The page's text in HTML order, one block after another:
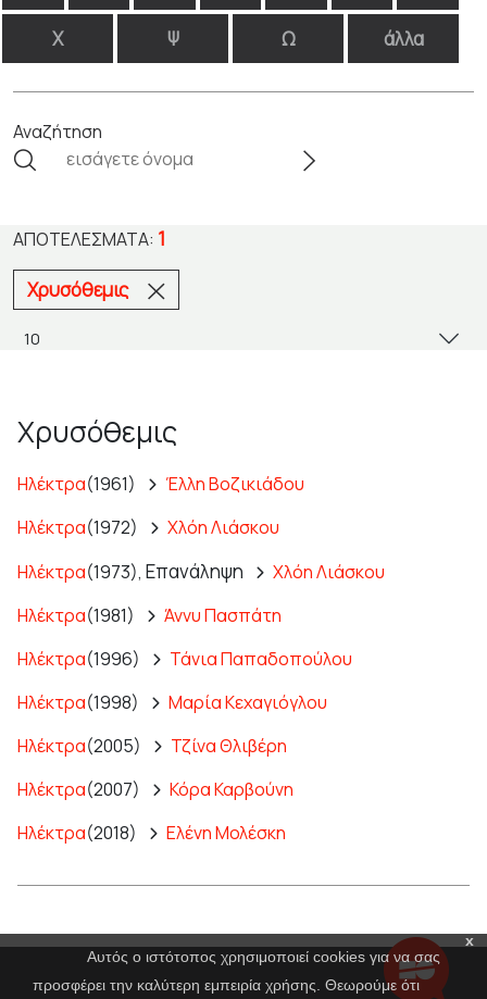
Χ Ψ Ω άλλα
Αναζήτηση
ΑΠΟΤΕΛΈΣΜΑΤΑ: 1
Χρυσόθεμις
Χρυσόθεμις
Ηλέκτρα(1961)
Έλλη Βοζικιάδου
Ηλέκτρα(1972)
Χλόη Λιάσκου
Ηλέκτρα(1973), Επανάληψη
Χλόη Λιάσκου
Ηλέκτρα(1981)
Άννυ Πασπάτη
Ηλέκτρα(1996)
Τάνια Παπαδοπούλου
Ηλέκτρα(1998)
Μαρία Κεχαγιόγλου
Ηλέκτρα(2005)
Τζίνα Θλιβέρη
Ηλέκτρα(2007)
Κόρα Καρβούνη
Ηλέκτρα(2018) Ελένη Μολέσκη
x
Αυτός ο ιστότοπος χρησιμοποιεί cookies για να σας
προσφέρει την καλύτερη εμπειρία χρήσης. Θεωρούμε ότι